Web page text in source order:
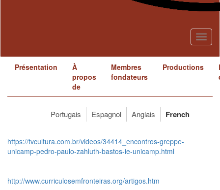
Présentation
À
propos
de
Membres
fondateurs
Productions
Portugais Espagnol Anglais French
https://tvcultura.com.br/videos/34414_encontros-greppe-
unicamp-pedro-paulo-zahluth-bastos-ie-unicamp.html
http://www.curriculosemfronteiras.org/artigos.htm